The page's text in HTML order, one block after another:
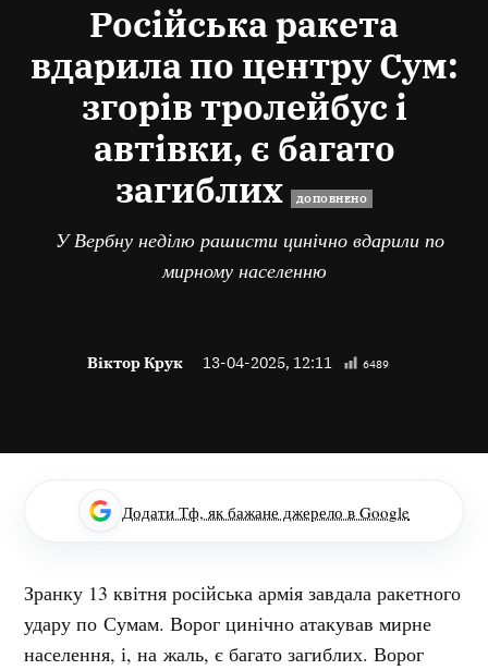
Російська ракета
вдарила по центру Сум:
згорів тролейбус і
автівки, є багато
загиблих
ДОПОВНЕНО
У Вербну неділю рашисти цинічно вдарили по
мирному населенню
Віктор Крук 13-04-2025, 12:11 6489
Додати Тф, як бажане джерело в Google
Зранку 13 квітня російська армія завдала ракетного
удару по Сумам. Ворог цинічно атакував мирне
населення, і, на жаль, є багато загиблих. Ворог